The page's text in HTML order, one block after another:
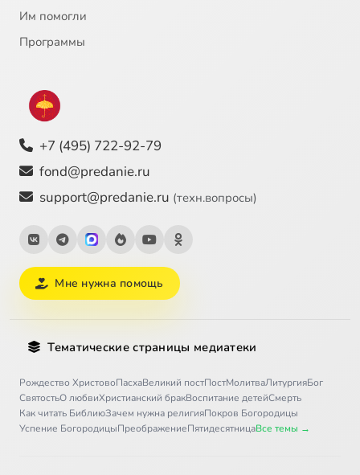
Им помогли
Программы
+7 (495) 722-92-79
fond@predanie.ru
support@predanie.ru (техн.вопросы)
Мне нужна помощь
Тематические страницы медиатеки
Рождество ХристовоПасхаВеликий постПостМолитваЛитургияБог
СвятостьО любвиХристианский бракВоспитание детейСмерть
Как читать БиблиюЗачем нужна религияПокров Богородицы
Успение БогородицыПреображениеПятидесятницаВсе темы →